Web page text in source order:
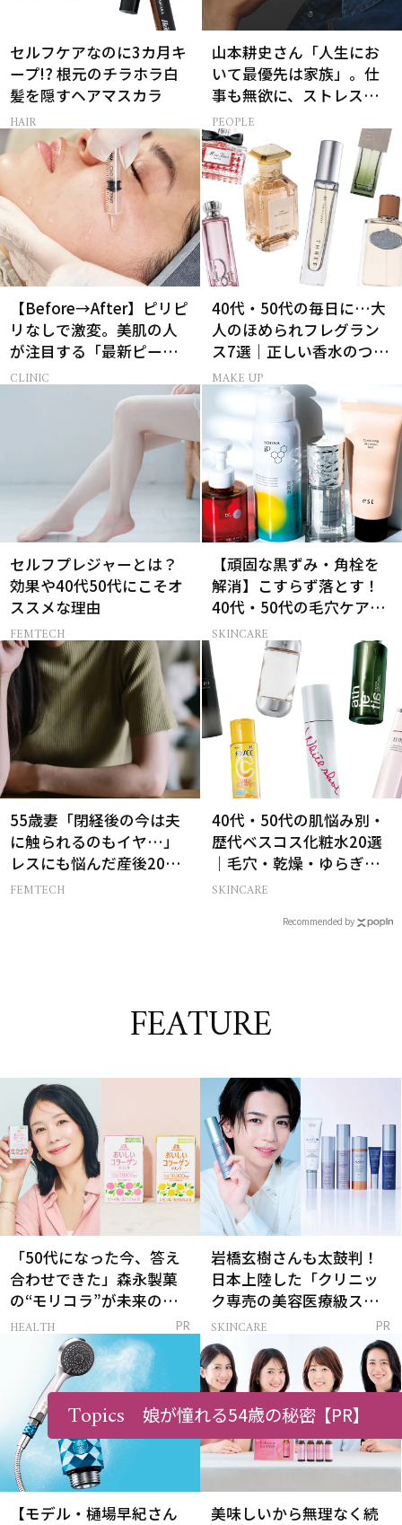
セルフケアなのに3カ月キ
ープ!? 根元のチラホラ白
髪を隠すヘアマスカラ
HAIR
山本耕史さん「人生にお
いて最優先は家族」。仕
事も無欲に、ストレスを
溜めない生き方
PEOPLE
【Before→After】ピリピ
リなしで激変。美肌の人
が注目する「最新ピーリ
ング」で43歳が驚きの透
CLINIC
40代・50代の毎日に…大
人のほめられフレグラン
ス7選｜正しい香水のつけ
方＆選び方
MAKE UP
セルフプレジャーとは？
効果や40代50代にこそオ
ススメな理由
FEMTECH
【頑固な黒ずみ・角栓を
解消】こすらず落とす！
40代・50代の毛穴ケア4
選
SKINCARE
55歳妻「閉経後の今は夫
に触られるのもイヤ…」
レスにも悩んだ産後20年
の葛藤
FEMTECH
40代・50代の肌悩み別・
歴代ベスコス化粧水20選
｜毛穴・乾燥・ゆらぎな
ど
SKINCARE
Recommended by
FEATURE
「50代になった今、答え
合わせできた」森永製菓
の“モリコラ”が未来のキ
レイを連れてくる！
HEALTH PR
岩橋玄樹さんも太鼓判！
日本上陸した「クリニッ
ク専売の美容医療級スキ
ンケア」
SKINCARE PR
【モデル・樋場早紀さん
美味しいから無理なく続
Topics 娘が憧れる54歳の秘密【PR】